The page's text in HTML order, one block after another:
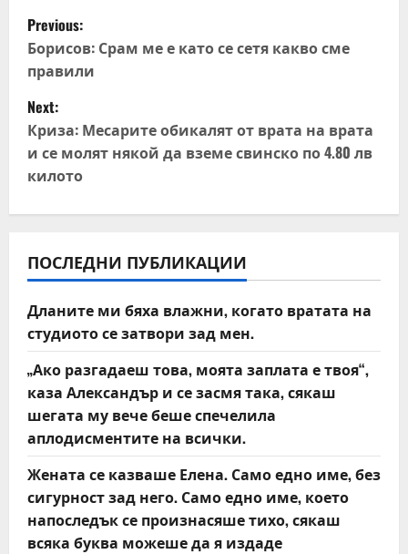
P
o
s
t
n
a
v
i
g
a
t
i
o
n
Previous:
Борисов: Срам ме е като се сетя какво сме
правили
Next:
Криза: Месарите обикалят от врата на врата
и се молят някой да вземе свинско по 4.80 лв
килото
ПОСЛЕДНИ ПУБЛИКАЦИИ
Дланите ми бяха влажни, когато вратата на
студиото се затвори зад мен.
„Ако разгадаеш това, моята заплата е твоя“,
каза Александър и се засмя така, сякаш
шегата му вече беше спечелила
аплодисментите на всички.
Жената се казваше Елена. Само едно име, без
сигурност зад него. Само едно име, което
напоследък се произнасяше тихо, сякаш
всяка буква можеше да я издаде